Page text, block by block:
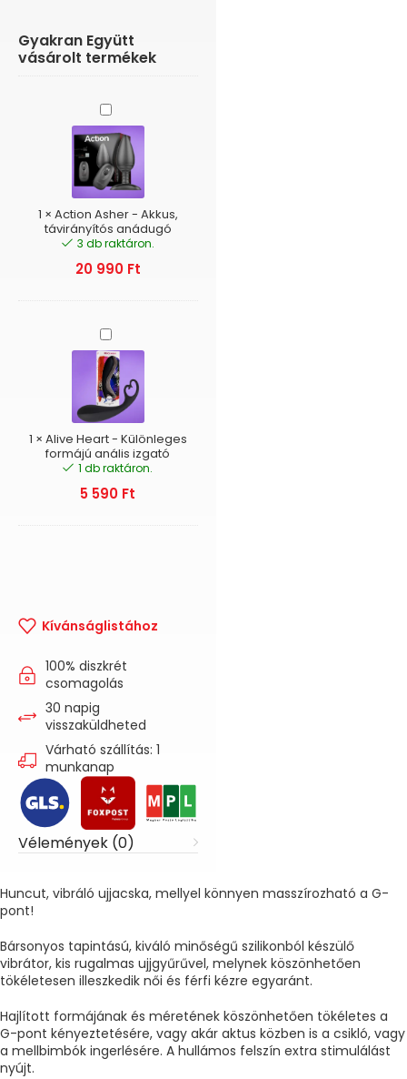
Gyakran Együtt
vásárolt termékek
Action
Asher
-
Akkus,
távirányítós
anádugó
1 × Action Asher - Akkus,
távirányítós anádugó
3 db raktáron.
20 990 Ft
Alive
Heart
-
Különleges
formájú
anális
izgató
1 × Alive Heart - Különleges
formájú anális izgató
1 db raktáron.
5 590 Ft
Kívánságlistához
100% diszkrét
csomagolás
30 napig
visszaküldheted
Várható szállítás: 1
munkanap
Vélemények (0)
Huncut, vibráló ujjacska, mellyel könnyen masszírozható a G-
pont!
Bársonyos tapintású, kiváló minőségű szilikonból készülő
vibrátor, kis rugalmas ujjgyűrűvel, melynek köszönhetően
tökéletesen illeszkedik női és férfi kézre egyaránt.
Hajlított formájának és méretének köszönhetően tökéletes a
G-pont kényeztetésére, vagy akár aktus közben is a csikló, vagy
a mellbimbók ingerlésére. A hullámos felszín extra stimulálást
nyújt.